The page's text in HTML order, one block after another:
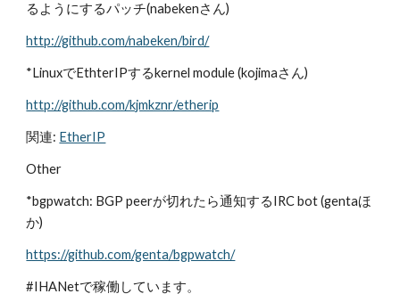
るようにするパッチ(nabekenさん)
http://github.com/nabeken/bird/
*LinuxでEthterIPするkernel module (kojimaさん)
http://github.com/kjmkznr/etherip
関連: EtherIP
Other
*bgpwatch: BGP peerが切れたら通知するIRC bot (gentaほ
か)
https://github.com/genta/bgpwatch/
#IHANetで稼働しています。